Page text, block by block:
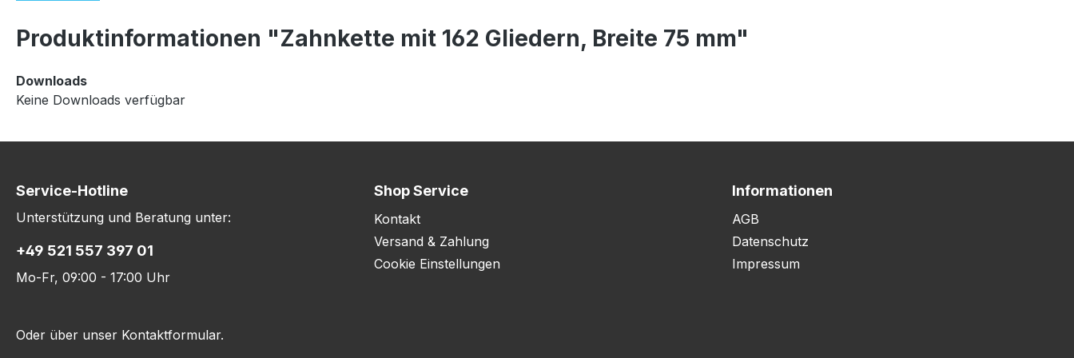
Produktinformationen "Zahnkette mit 162 Gliedern, Breite 75 mm"
Downloads
Keine Downloads verfügbar
Service-Hotline
Unterstützung und Beratung unter:
+49 521 557 397 01
Mo-Fr, 09:00 - 17:00 Uhr
Oder über unser Kontaktformular.
Shop Service
Kontakt
Versand & Zahlung
Cookie Einstellungen
Informationen
AGB
Datenschutz
Impressum